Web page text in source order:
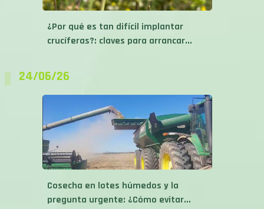
¿Por qué es tan difícil implantar
crucíferas?: claves para arrancar...
24/06/26
Cosecha en lotes húmedos y la
pregunta urgente: ¿Cómo evitar...